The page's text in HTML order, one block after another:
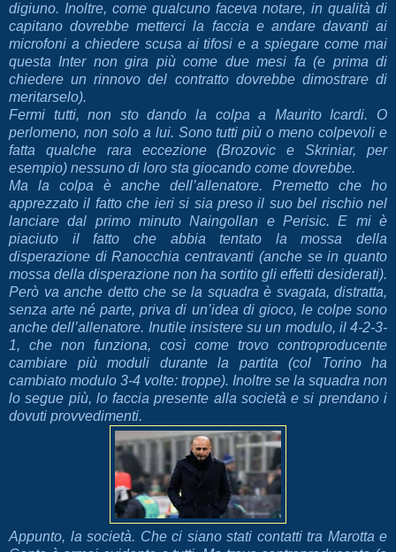
digiuno. Inoltre, come qualcuno faceva notare, in qualità di
capitano dovrebbe metterci la faccia e andare davanti ai
microfoni a chiedere scusa ai tifosi e a spiegare come mai
questa Inter non gira più come due mesi fa (e prima di
chiedere un rinnovo del contratto dovrebbe dimostrare di
meritarselo).
Fermi tutti, non sto dando la colpa a Maurito Icardi. O
perlomeno, non solo a lui. Sono tutti più o meno colpevoli e
fatta qualche rara eccezione (Brozovic e Skriniar, per
esempio) nessuno di loro sta giocando come dovrebbe.
Ma la colpa è anche dell’allenatore. Premetto che ho
apprezzato il fatto che ieri si sia preso il suo bel rischio nel
lanciare dal primo minuto Naingollan e Perisic. E mi è
piaciuto il fatto che abbia tentato la mossa della
disperazione di Ranocchia centravanti (anche se in quanto
mossa della disperazione non ha sortito gli effetti desiderati).
Però va anche detto che se la squadra è svagata, distratta,
senza arte né parte, priva di un’idea di gioco, le colpe sono
anche dell’allenatore. Inutile insistere su un modulo, il 4-2-3-
1, che non funziona, così come trovo controproducente
cambiare più moduli durante la partita (col Torino ha
cambiato modulo 3-4 volte: troppe). Inoltre se la squadra non
lo segue più, lo faccia presente alla società e si prendano i
dovuti provvedimenti.
Appunto, la società. Che ci siano stati contatti tra Marotta e